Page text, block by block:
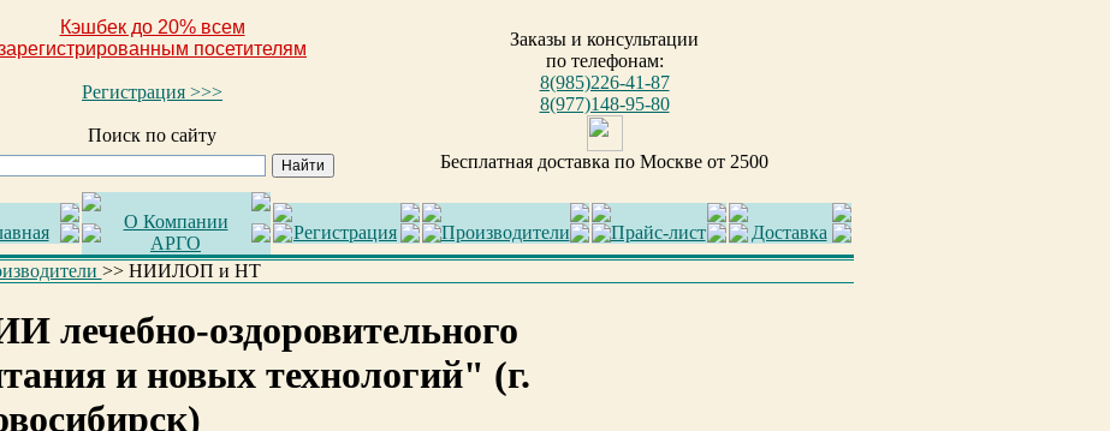
Кэшбек до 20% всем
посетителям
Регистрация >>>
Поиск по сайту
Заказы и консультации
по телефонам:
8(985)226-41-87
8(977)148-95-80
Бесплатная доставка по Москве от 2500
О Компании
АРГО
Регистрация Производители Прайс-лист Доставка
>> НИИЛОП и НТ
лечебно-оздоровительного
и новых технологий" (г.